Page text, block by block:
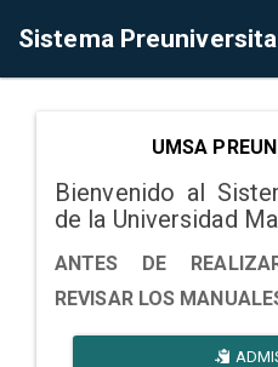
Sistema
UMSA
Bienvenido al
de la Universidad
ANTES DE
REVISAR LOS